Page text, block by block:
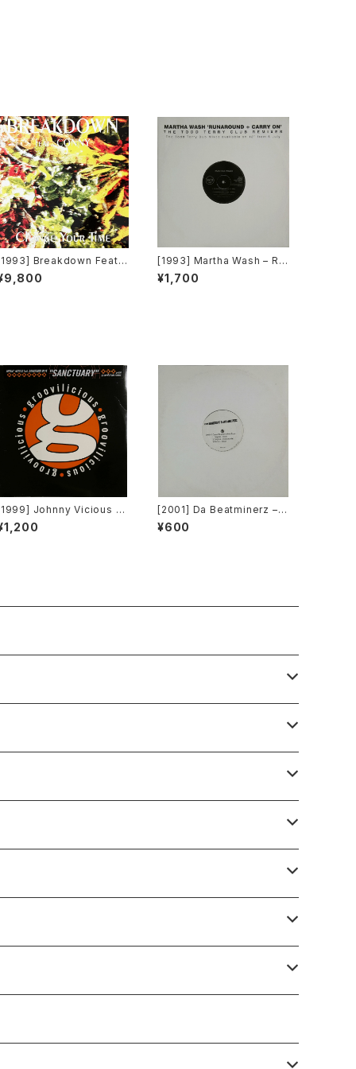
Breakdown Featur
Conny – Change Your
[Out]
[1993] Martha Wash – Ru
naround + Carry On (The
Todd Terry Club Remixe
¥1,700
Johnny Vicious F
Dangerous Dave – S
[Groovilicious]
[2001] Da Beatminerz –
Open [Rawkus]
¥600